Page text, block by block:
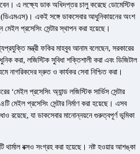
এ লক্ষ্যে ডাক অধিদপ্তর চালু করেছে ডোমেস্টিক
(ডিএমএস)। একই সঙ্গে ডাকসেবার আধুনিকায়নের অংশ
মেইল প্রসেসিং সেন্টার স্থাপন করা হয়েছে।
মন্ত্রী ফকির মাহবুব আনাম বলেছেন, সরকারের
করা, লজিস্টিক সুবিধা শক্তিশালী করা এবং ডিজিটাল
নাগরিকদের দ্রুত ও কার্যকর সেবা নিশ্চিত করা।
‘মেইল প্রসেসিং অ্যান্ড লজিস্টিক সার্ভিস সেন্টার
মেইল প্রসেসিং সেন্টার নির্মাণ করা হয়েছে। এসব
রয়েছে, যা ডাকসেবার মানোন্নয়নে গুরুত্বপূর্ণ ভূমিকা
থার্মাল বক্সও সংগ্রহ করা হয়েছে। নষ্ট হওয়ার আশঙ্কা